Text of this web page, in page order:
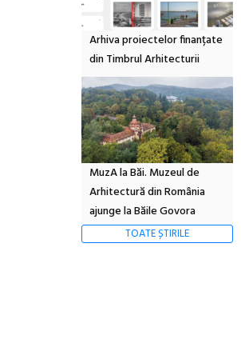
Arhiva proiectelor finanțate
din Timbrul Arhitecturii
MuzA la Băi. Muzeul de
Arhitectură din România
ajunge la Băile Govora
TOATE ȘTIRILE